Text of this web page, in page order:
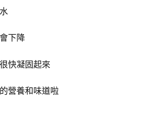
下降
快凝固起來
營養和味道啦